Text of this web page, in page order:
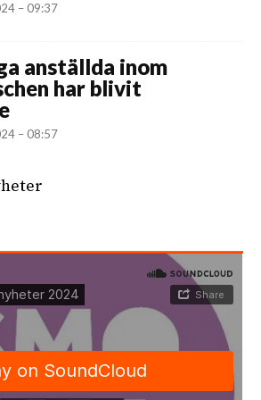
– 09:37
anställda inom
har blivit
– 08:57